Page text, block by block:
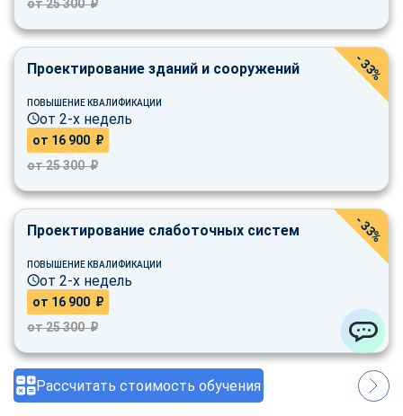
Рассчитать стоимость обучения
от 25 300 ₽
Проектирование зданий и сооружений
ПОВЫШЕНИЕ КВАЛИФИКАЦИИ
от 2-х недель
от 16 900 ₽
от 25 300 ₽
- 33%
Проектирование слаботочных систем
ПОВЫШЕНИЕ КВАЛИФИКАЦИИ
от 2-х недель
от 16 900 ₽
от 25 300 ₽
- 33%
ChatApp